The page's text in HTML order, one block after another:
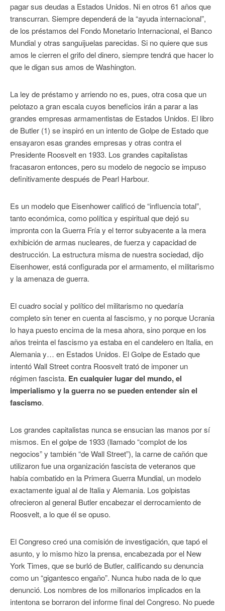
pagar sus deudas a Estados Unidos. Ni en otros 61 años que
transcurran. Siempre dependerá de la “ayuda internacional”,
de los préstamos del Fondo Monetario Internacional, el Banco
Mundial y otras sanguijuelas parecidas. Si no quiere que sus
amos le cierren el grifo del dinero, siempre tendrá que hacer lo
que le digan sus amos de Washington.
La ley de préstamo y arriendo no es, pues, otra cosa que un
pelotazo a gran escala cuyos beneficios irán a parar a las
grandes empresas armamentistas de Estados Unidos. El libro
de Butler (1) se inspiró en un intento de Golpe de Estado que
ensayaron esas grandes empresas y otras contra el
Presidente Roosvelt en 1933. Los grandes capitalistas
fracasaron entonces, pero su modelo de negocio se impuso
definitivamente después de Pearl Harbour.
Es un modelo que Eisenhower calificó de “influencia total”,
tanto económica, como política y espiritual que dejó su
impronta con la Guerra Fría y el terror subyacente a la mera
exhibición de armas nucleares, de fuerza y capacidad de
destrucción. La estructura misma de nuestra sociedad, dijo
Eisenhower, está configurada por el armamento, el militarismo
y la amenaza de guerra.
El cuadro social y político del militarismo no quedaría
completo sin tener en cuenta al fascismo, y no porque Ucrania
lo haya puesto encima de la mesa ahora, sino porque en los
años treinta el fascismo ya estaba en el candelero en Italia, en
Alemania y… en Estados Unidos. El Golpe de Estado que
intentó Wall Street contra Roosvelt trató de imponer un
régimen fascista. En cualquier lugar del mundo, el
imperialismo y la guerra no se pueden entender sin el
fascismo.
Los grandes capitalistas nunca se ensucian las manos por sí
mismos. En el golpe de 1933 (llamado “complot de los
negocios” y también “de Wall Street”), la carne de cañón que
utilizaron fue una organización fascista de veteranos que
había combatido en la Primera Guerra Mundial, un modelo
exactamente igual al de Italia y Alemania. Los golpistas
ofrecieron al general Butler encabezar el derrocamiento de
Roosvelt, a lo que él se opuso.
El Congreso creó una comisión de investigación, que tapó el
asunto, y lo mismo hizo la prensa, encabezada por el New
York Times, que se burló de Butler, calificando su denuncia
como un “gigantesco engaño”. Nunca hubo nada de lo que
denunció. Los nombres de los millonarios implicados en la
intentona se borraron del informe final del Congreso. No puede